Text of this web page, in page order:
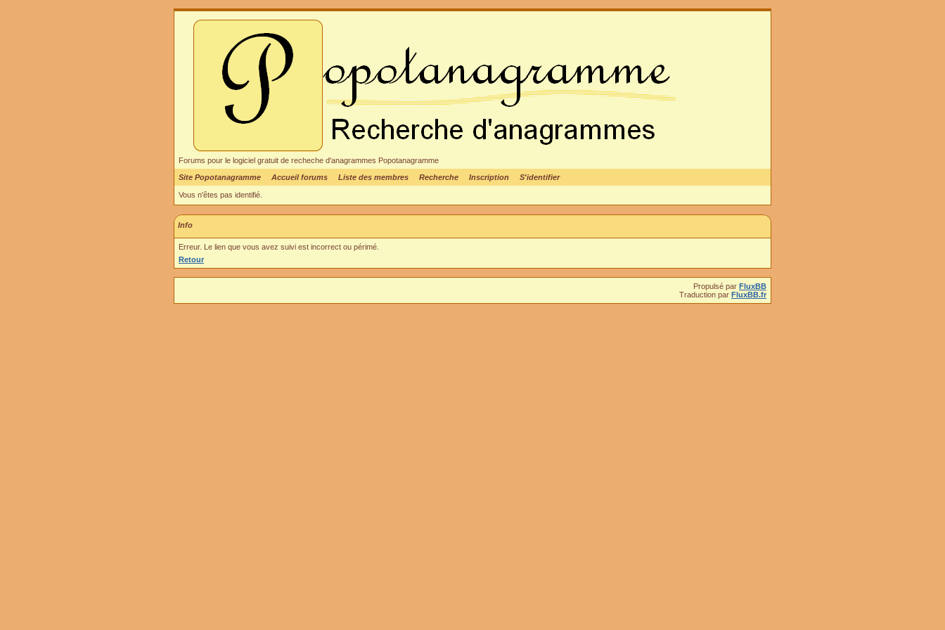
Forums pour le logiciel gratuit de recheche d'anagrammes Popotanagramme
Site Popotanagramme
Accueil forums Liste des membres Recherche Inscription S'identifier
Vous n'êtes pas identifié.
Info
Erreur. Le lien que vous avez suivi est incorrect ou périmé.
Retour
Propulsé par FluxBB
Traduction par FluxBB.fr